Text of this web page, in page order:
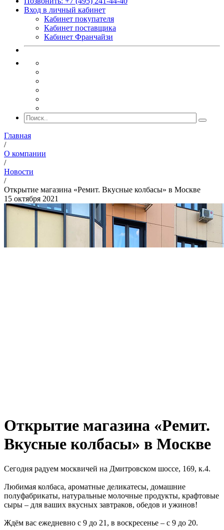
Вход в личный кабинет
Кабинет покупателя
Кабинет поставщика
Кабинет Франчайзи
Главная
/
О компании
/
Новости
/
Открытие магазина «Ремит. Вкусные колбасы» в Москве
15 октября 2021
Открытие магазина «Ремит.
Вкусные колбасы» в Москве
Сегодня радуем москвичей на Дмитровском шоссе, 169, к.4.
Любимая колбаса, ароматные деликатесы, домашние
полуфабрикаты, натуральные молочные продукты, крафтовые
сыры – для ваших вкусных завтраков, обедов и ужинов!
Ждём вас ежедневно с 9 до 21, в воскресенье – с 9 до 20.